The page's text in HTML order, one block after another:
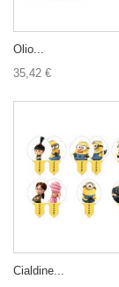
Olio...
35,42 €
Cialdine...